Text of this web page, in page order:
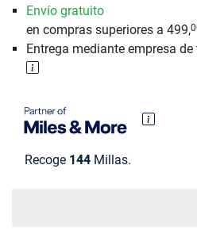
Envío gratuito
en compras superiores a 499,
Entrega mediante empresa
Recoge 144 Millas.